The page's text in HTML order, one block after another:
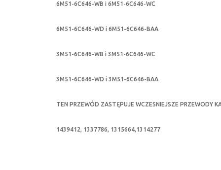
6M51-6C646-WB i 6M51-6C646-WC
6M51-6C646-WD i 6M51-6C646-BAA
3M51-6C646-WB i 3M51-6C646-WC
3M51-6C646-WD i 3M51-6C646-BAA
TEN PRZEWÓD ZASTĘPUJE WCZESNIEJSZE PRZEWODY
1439412, 1337786, 1315664,1314277